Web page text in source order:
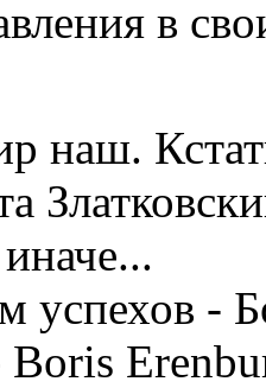
в
наш.
успехов -
Boris